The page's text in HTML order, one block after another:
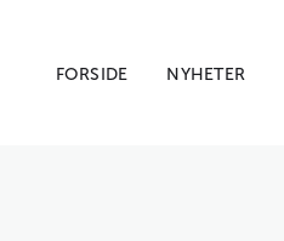
FORSIDE NYHETER